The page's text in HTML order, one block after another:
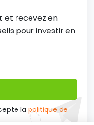
et recevez en
pour investir en
la politique de